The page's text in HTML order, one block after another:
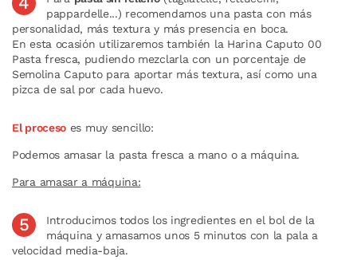
pappardelle...) recomendamos una pasta con más
personalidad, más textura y más presencia en boca.
En esta ocasión utilizaremos también la Harina Caputo 00
Pasta fresca, pudiendo mezclarla con un porcentaje de
Semolina Caputo para aportar más textura, así como una
pizca de sal por cada huevo.
El proceso es muy sencillo:
Podemos amasar la pasta fresca a mano o a máquina.
Para amasar a máquina:
Introducimos todos los ingredientes en el bol de la
máquina y amasamos unos 5 minutos con la pala a
velocidad media-baja.